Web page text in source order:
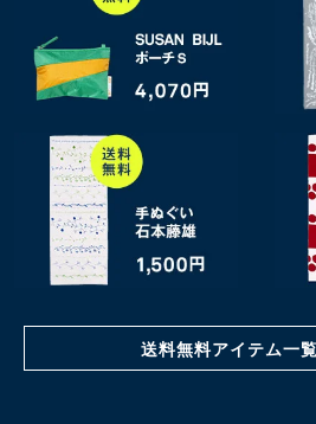
送料無料アイテム一